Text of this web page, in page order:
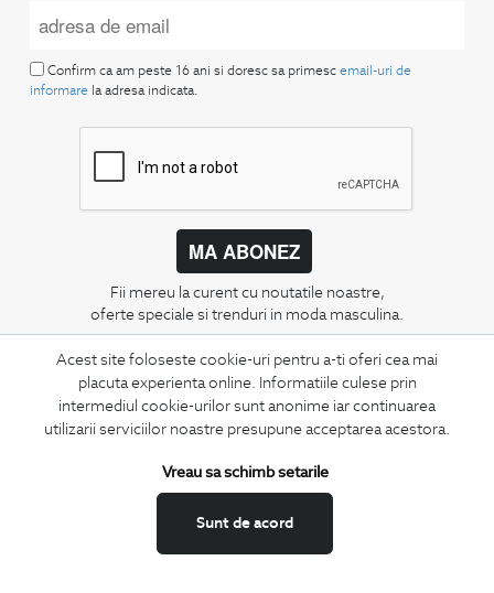
Acest site foloseste cookie-uri pentru a-ti oferi cea mai
placuta experienta online. Informatiile culese prin
intermediul cookie-urilor sunt anonime iar continuarea
utilizarii serviciilor noastre presupune acceptarea acestora.
Sunt de acord
Vreau sa schimb setarile
Confirm ca am peste 16 ani si doresc sa primesc email-uri de
informare la adresa indicata.
MA ABONEZ
Fii mereu la curent cu noutatile noastre,
oferte speciale si trenduri in moda masculina.
CONCIERGE
Termeni si conditii
Schimburi si retur
ANPC